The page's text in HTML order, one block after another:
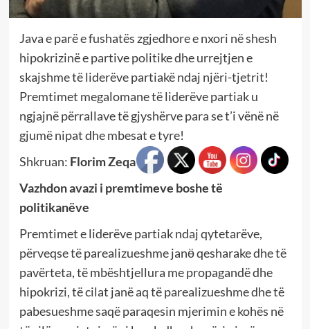
Java e parë e fushatës zgjedhore e nxori në shesh
hipokrizinë e partive politike dhe urrejtjen e
skajshme të liderëve partiakë ndaj njëri-tjetrit!
Premtimet megalomane të liderëve partiak u
ngjajnë përrallave të gjyshërve para se t’i vënë në
gjumë nipat dhe mbesat e tyre!
Shkruan: Florim Zeqa
Vazhdon avazi i premtimeve boshe të
politikanëve
Premtimet e liderëve partiak ndaj qytetarëve,
përveqse të parealizueshme janӫ qesharake dhe të
pavërteta, të mbështjellura me propagandë dhe
hipokrizi, të cilat janë aq të parealizueshme dhe të
pabesueshme saqë paraqesin mjerimin e kohës në